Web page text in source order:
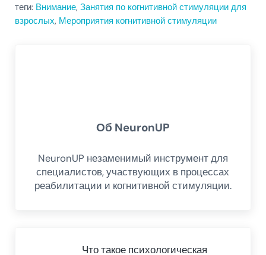
теги: Внимание, Занятия по когнитивной стимуляции для
взрослых, Мероприятия когнитивной стимуляции
Об NeuronUP
NeuronUP незаменимый инструмент для
специалистов, участвующих в процессах
реабилитации и когнитивной стимуляции.
Что такое психологическая